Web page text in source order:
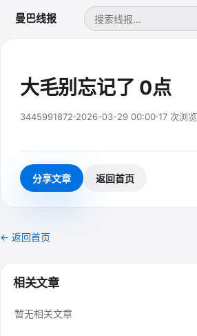
曼巴线报
大毛别忘记了 0点
3445991872 2026-03-29 00:00 17 次浏览
分享文章 返回首页
← 返回首页
相关文章
暂无相关文章